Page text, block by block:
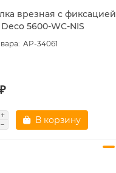
врезная с фиксацией
5600-WC-NIS
AP-34061
В корзину